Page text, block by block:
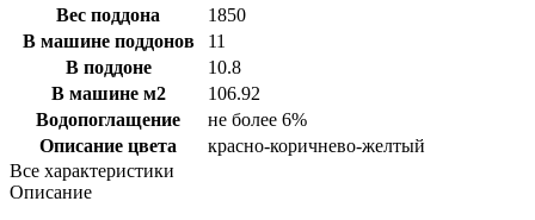
Вес поддона
1850
В машине поддонов
11
В поддоне
10.8
В машине м2
106.92
Водопоглащение
не более 6%
Описание цвета
красно-коричнево-желтый
Все характеристики
Описание